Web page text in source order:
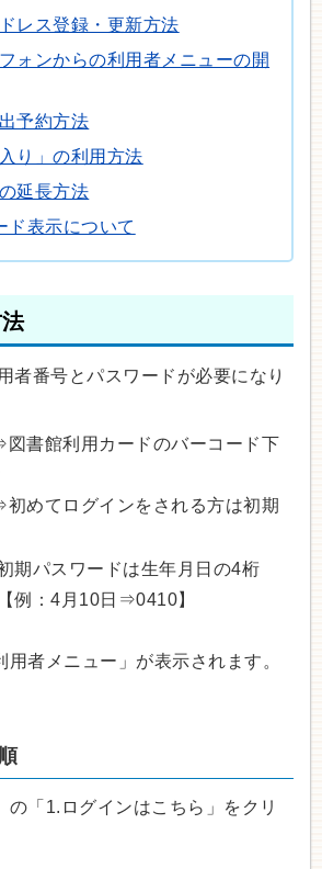
レス登録・更新方法
ォンからの利用者メニューの開
予約方法
り」の利用方法
延長方法
ド表示について
者番号とパスワードが必要になり
書館利用カードのバーコード下
めてログインをされる方は初期
期パスワードは生年月日の4桁
【例：4月10日⇒0410】
用者メニュー」が表示されます。
の「1.ログインはこちら」をクリ